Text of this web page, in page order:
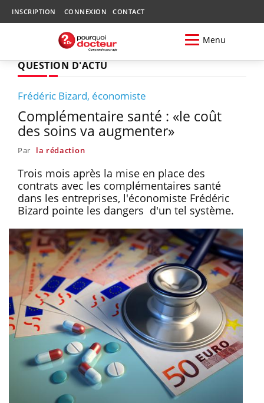
INSCRIPTION CONNEXION CONTACT
Menu
QUESTION D'ACTU
Frédéric Bizard, économiste
Complémentaire santé : «le coût
des soins va augmenter»
Par la rédaction
Trois mois après la mise en place des
contrats avec les complémentaires santé
dans les entreprises, l'économiste Frédéric
Bizard pointe les dangers d'un tel système.